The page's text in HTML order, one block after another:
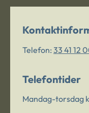
Telefon: 33 41 12
Telefontider
Mandag-torsdag